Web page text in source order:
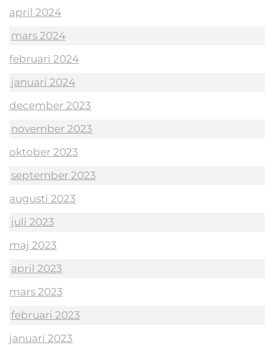
april 2024
mars 2024
februari 2024
januari 2024
december 2023
november 2023
oktober 2023
september 2023
augusti 2023
juli 2023
maj 2023
april 2023
mars 2023
februari 2023
januari 2023